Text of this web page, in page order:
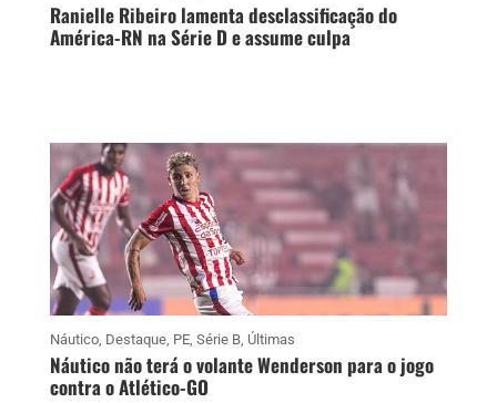
Ranielle Ribeiro lamenta desclassificação do
América-RN na Série D e assume culpa
Náutico, Destaque, PE, Série B, Últimas
Náutico não terá o volante Wenderson para o jogo
contra o Atlético-GO